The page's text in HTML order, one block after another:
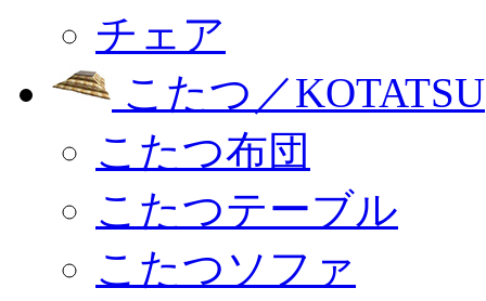
チェア
こたつ／KOTATSU
こたつ布団
こたつテーブル
こたつソファ